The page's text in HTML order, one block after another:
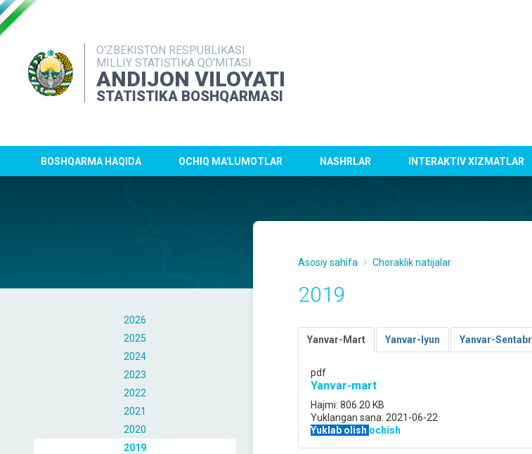
O'ZBEKISTON RESPUBLIKASI
MILLIY STATISTIKA QO'MITASI
ANDIJON VILOYATI
STATISTIKA BOSHQARMASI
BOSHQARMA HAQIDA OCHIQ MA'LUMOTLAR NASHRLAR INTERAKTIV XIZMATLAR
2026
2025
2024
2023
2022
2021
2020
2019
Asosiy sahifa Choraklik natijalar
2019
Yanvar-Mart Yanvar-Iyun Yanvar-Sentabr
pdf
Yanvar-mart
Hajmi: 806.20 KB
Yuklangan sana: 2021-06-22
Yuklab olish ochish